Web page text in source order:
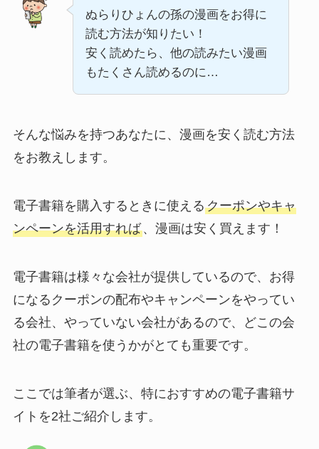
ぬらりひょんの孫の漫画をお得に
読む方法が知りたい！
安く読めたら、他の読みたい漫画
もたくさん読めるのに…
そんな悩みを持つあなたに、漫画を安く読む方法
をお教えします。
電子書籍を購入するときに使えるクーポンやキャ
ンペーンを活用すれば、漫画は安く買えます！
電子書籍は様々な会社が提供しているので、お得
になるクーポンの配布やキャンペーンをやってい
る会社、やっていない会社があるので、どこの会
社の電子書籍を使うかがとても重要です。
ここでは筆者が選ぶ、特におすすめの電子書籍サ
イトを2社ご紹介します。